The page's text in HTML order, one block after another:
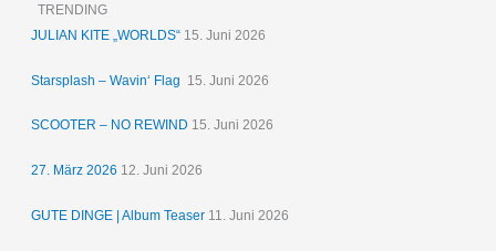
TRENDING
JULIAN KITE „WORLDS“ 15. Juni 2026
Starsplash – Wavin‘ Flag 15. Juni 2026
SCOOTER – NO REWIND 15. Juni 2026
27. März 2026 12. Juni 2026
GUTE DINGE | Album Teaser 11. Juni 2026